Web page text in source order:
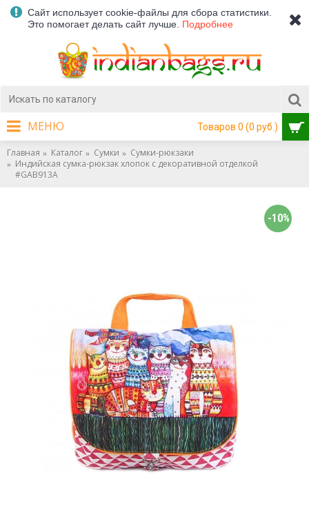
Сайт использует cookie-файлы для сбора статистики.
Это помогает делать сайт лучше. Подробнее
Товаров 0 (0 руб.)
МЕНЮ
Главная Каталог Сумки
Сумки-рюкзаки
Индийская сумка-рюкзак хлопок с декоративной отделкой
#GАВ913А
-10%